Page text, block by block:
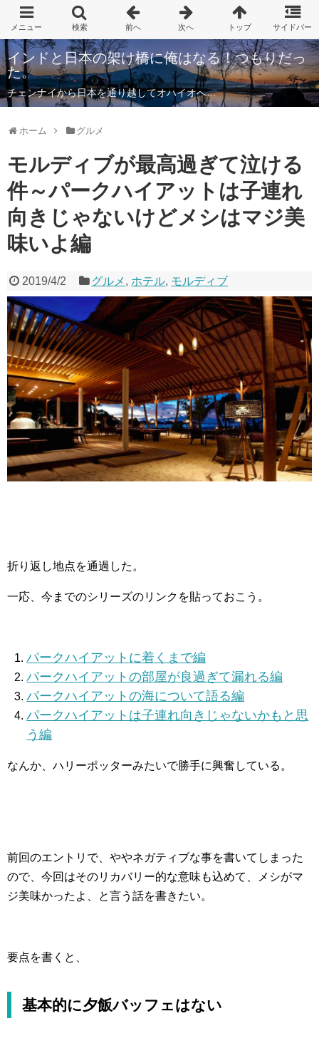
インドと日本の架け橋に俺はなる！つもりだっ
た。
チェンナイから日本を通り越してオハイオへ…
ホーム グルメ
モルディブが最高過ぎて泣ける
件～パークハイアットは子連れ
向きじゃないけどメシはマジ美
味いよ編
2019/4/2 グルメ , ホテル, モルディブ
折り返し地点を通過した。
一応、今までのシリーズのリンクを貼っておこう。
パークハイアットに着くまで編
パークハイアットの部屋が良過ぎて漏れる編
パークハイアットの海について語る編
パークハイアットは子連れ向きじゃないかもと思
う編
なんか、ハリーポッターみたいで勝手に興奮している。
前回のエントリで、ややネガティブな事を書いてしまった
ので、今回はそのリカバリー的な意味も込めて、メシがマ
ジ美味かったよ、と言う話を書きたい。
要点を書くと、
基本的に夕飯バッフェはない